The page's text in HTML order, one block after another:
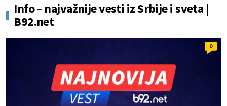
Info – najvažnije vesti iz Srbije i sveta |
B92.net
0